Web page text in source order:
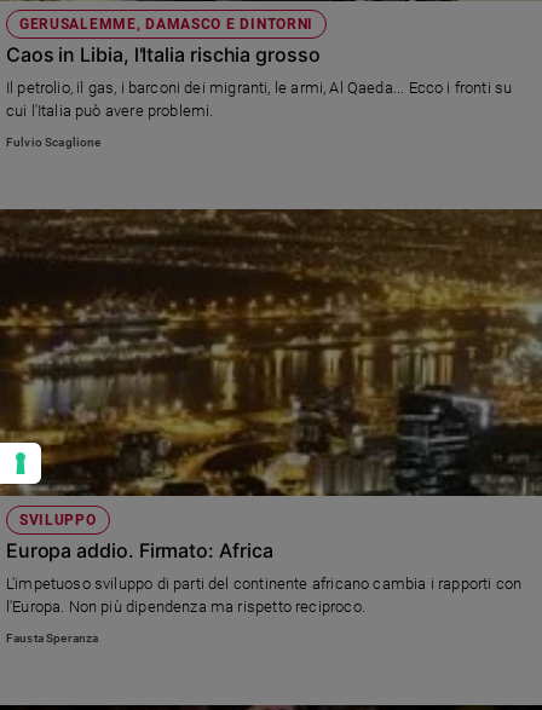
GERUSALEMME, DAMASCO E DINTORNI
Caos in Libia, l'Italia rischia grosso
Il petrolio, il gas, i barconi dei migranti, le armi, Al Qaeda... Ecco i fronti su
cui l'Italia può avere problemi.
Fulvio Scaglione
SVILUPPO
Europa addio. Firmato: Africa
L'impetuoso sviluppo di parti del continente africano cambia i rapporti con
l'Europa. Non più dipendenza ma rispetto reciproco.
Fausta Speranza